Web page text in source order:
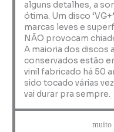
alguns detalhes, a
ótima. Um disco
marcas leves e
NÃO provocam
A maioria dos discos
conservados estão
vinil fabricado há 50
sido tocado várias
vai durar pra sempre.
muito